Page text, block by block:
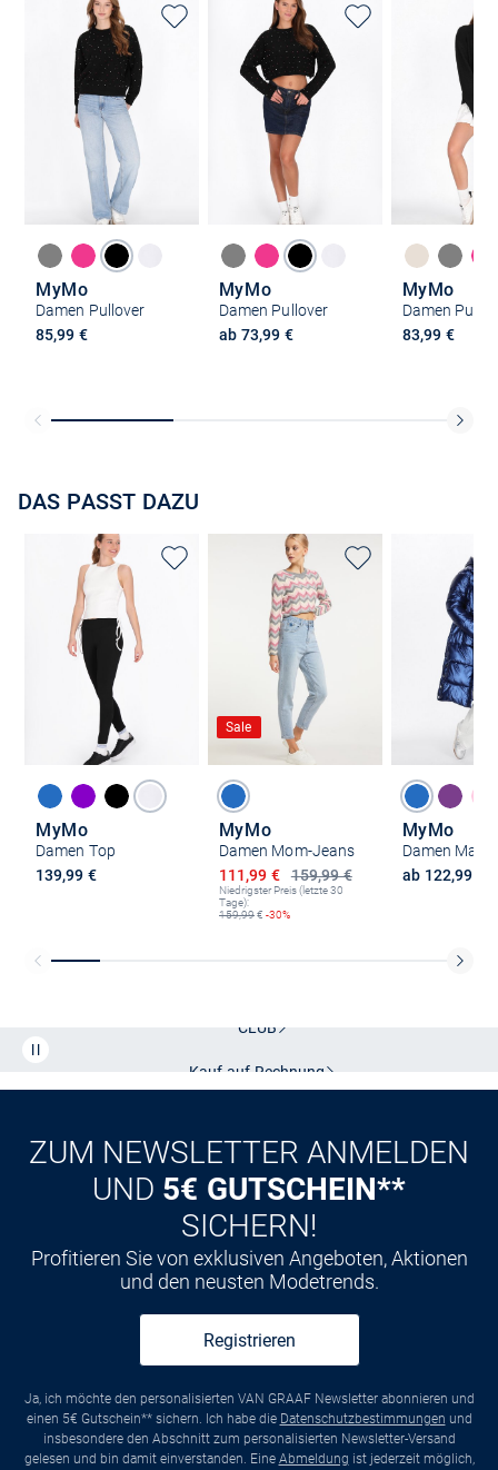
MyMo
Damen Pullover
85,99 €
MyMo
Damen Pullover
ab 73,99 €
MyMo
Damen
83,99 €
DAS PASST DAZU
MyMo
Damen Top
139,99 €
Sale
MyMo
Damen Mom-Jeans
159,99 €
Ermäßigter Preis
111,99 €
Niedrigster Preis (letzte 30
Tage):
159,99€ -30%
MyMo
Damen
ab 122,99 €
CLUB
Kauf auf Rechnung
ZUM NEWSLETTER ANMELDEN
UND 5€ GUTSCHEIN**
SICHERN!
Profitieren Sie von exklusiven Angeboten, Aktionen
und den neusten Modetrends.
Registrieren
Ja, ich möchte den personalisierten VAN GRAAF Newsletter abonnieren und
einen 5€ Gutschein** sichern. Ich habe die Datenschutzbestimmungen und
insbesondere den Abschnitt zum personalisierten Newsletter-Versand
gelesen und bin damit einverstanden. Eine Abmeldung ist jederzeit möglich,